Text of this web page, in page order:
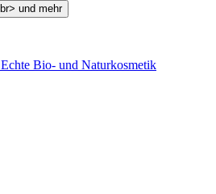
Echte Bio- und Naturkosmetik